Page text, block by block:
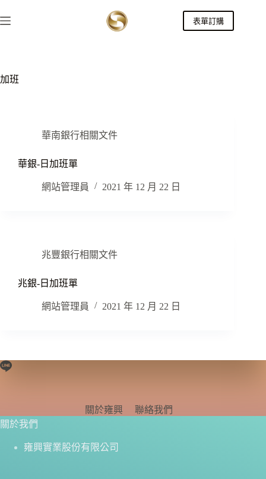
至
容
表單訂購
加班
華南銀行相關文件
華銀-日加班單
網站管理員 2021 年 12 月 22 日
兆豐銀行相關文件
兆銀-日加班單
網站管理員 2021 年 12 月 22 日
關於雍興
聯絡我們
關於我們
雍興實業股份有限公司